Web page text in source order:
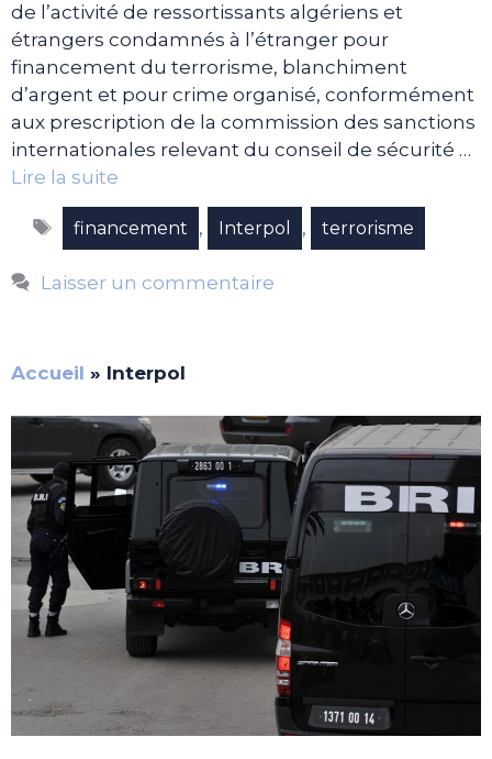
de l’activité de ressortissants algériens et
étrangers condamnés à l’étranger pour
financement du terrorisme, blanchiment
d’argent et pour crime organisé, conformément
aux prescription de la commission des sanctions
internationales relevant du conseil de sécurité …
Lire la suite
Étiquettes
financement , Interpol , terrorisme
Laisser un commentaire
Accueil » Interpol